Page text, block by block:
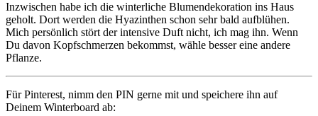
Inzwischen habe ich die winterliche Blumendekoration ins Haus
geholt. Dort werden die Hyazinthen schon sehr bald aufblühen.
Mich persönlich stört der intensive Duft nicht, ich mag ihn. Wenn
Du davon Kopfschmerzen bekommst, wähle besser eine andere
Pflanze.
Für Pinterest, nimm den PIN gerne mit und speichere ihn auf
Deinem Winterboard ab: